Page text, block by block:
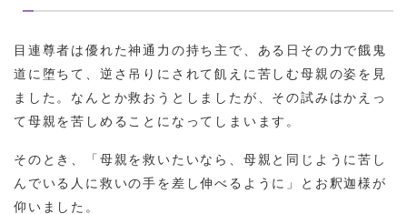
目連尊者は優れた神通力の持ち主で、ある日その力で餓鬼
道に堕ちて、逆さ吊りにされて飢えに苦しむ母親の姿を見
ました。なんとか救おうとしましたが、その試みはかえっ
て母親を苦しめることになってしまいます。
そのとき、「母親を救いたいなら、母親と同じように苦し
んでいる人に救いの手を差し伸べるように」とお釈迦様が
仰いました。